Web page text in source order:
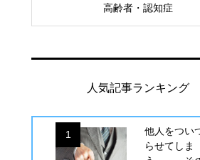
高齢者・認知症
人気記事ランキング
1
他人をつい
らせてしま